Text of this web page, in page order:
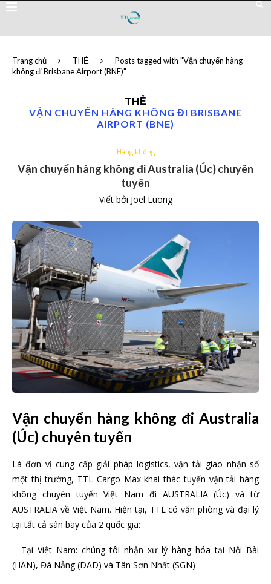
Trang chủ THẺ
Posts tagged with "Vận chuyển hàng
không đi Brisbane Airport (BNE)"
THẺ
VẬN CHUYỂN HÀNG KHÔNG ĐI BRISBANE
AIRPORT (BNE)
Hàng không
Vận chuyển hàng không đi Australia (Úc) chuyên
tuyến
Viết bởi Joel Luong
Vận chuyển hàng không đi Australia
(Úc) chuyên tuyến
Là đơn vị cung cấp giải pháp logistics, vận tải giao nhận số
một thị trường, TTL Cargo Max khai thác tuyến vận tải hàng
không chuyên tuyến Việt Nam đi AUSTRALIA (Úc) và từ
AUSTRALIA về Việt Nam. Hiện tại, TTL có văn phòng và đại lý
tại tất cả sân bay của 2 quốc gia:
– Tại Việt Nam: chúng tôi nhận xư lý hàng hóa tại Nội Bài
(HAN), Đà Nẵng (DAD) và Tân Sơn Nhất (SGN)